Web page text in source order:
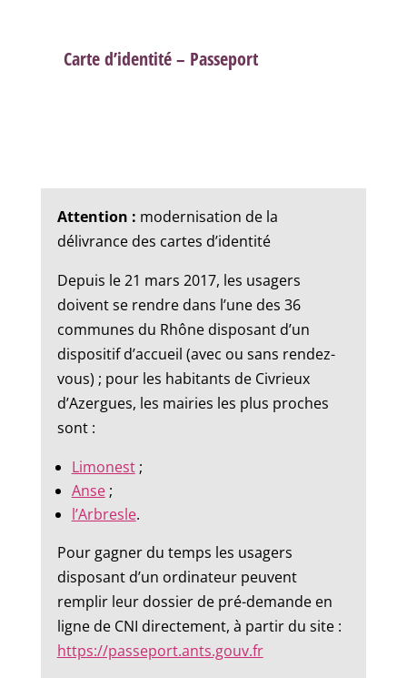
Carte d’identité – Passeport
Attention : modernisation de la
délivrance des cartes d’identité
Depuis le 21 mars 2017, les usagers
doivent se rendre dans l’une des 36
communes du Rhône disposant d’un
dispositif d’accueil (avec ou sans rendez-
vous) ; pour les habitants de Civrieux
d’Azergues, les mairies les plus proches
sont :
Limonest;
Anse;
l’Arbresle.
Pour gagner du temps les usagers
disposant d’un ordinateur peuvent
remplir leur dossier de pré-demande en
ligne de CNI directement, à partir du site :
https://passeport.ants.gouv.fr